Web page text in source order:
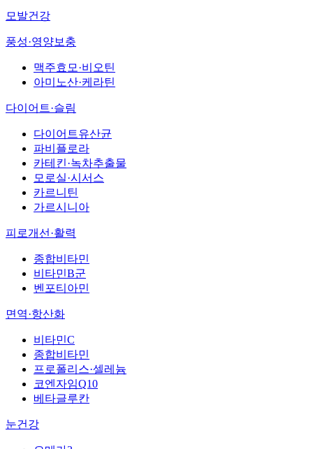
모발건강
풍성·영양보충
맥주효모·비오틴
아미노산·케라틴
다이어트·슬림
다이어트유산균
파비플로라
카테킨·녹차추출물
모로실·시서스
카르니틴
가르시니아
피로개선·활력
종합비타민
비타민B군
벤포티아민
면역·항산화
비타민C
종합비타민
프로폴리스·셀레늄
코엔자임Q10
베타글루칸
눈건강